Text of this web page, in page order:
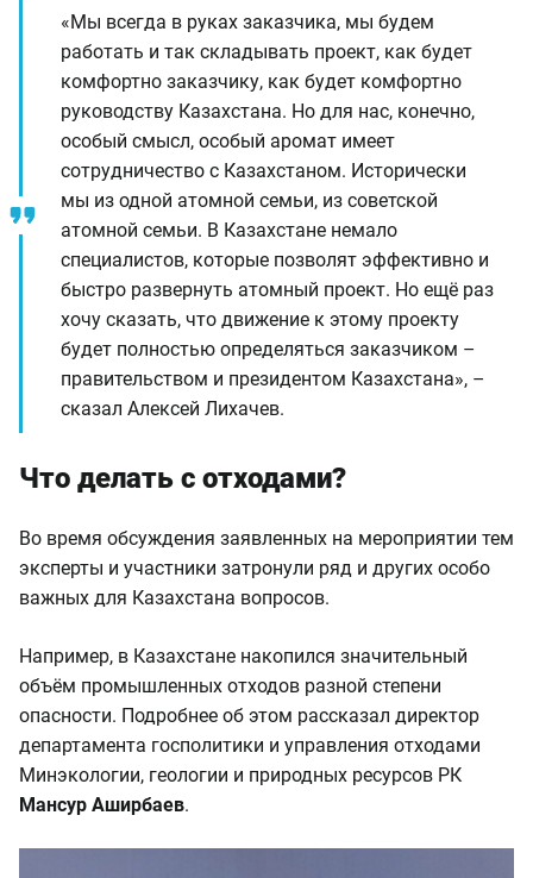
«Мы всегда в руках заказчика, мы будем
работать и так складывать проект, как будет
комфортно заказчику, как будет комфортно
руководству Казахстана. Но для нас, конечно,
особый смысл, особый аромат имеет
сотрудничество с Казахстаном. Исторически
мы из одной атомной семьи, из советской
атомной семьи. В Казахстане немало
специалистов, которые позволят эффективно и
быстро развернуть атомный проект. Но ещё раз
хочу сказать, что движение к этому проекту
будет полностью определяться заказчиком –
правительством и президентом Казахстана», –
сказал Алексей Лихачев.
Что делать с отходами?
Во время обсуждения заявленных на мероприятии тем
эксперты и участники затронули ряд и других особо
важных для Казахстана вопросов.
Например, в Казахстане накопился значительный
объём промышленных отходов разной степени
опасности. Подробнее об этом рассказал директор
департамента госполитики и управления отходами
Минэкологии, геологии и природных ресурсов РК
Мансур Аширбаев.